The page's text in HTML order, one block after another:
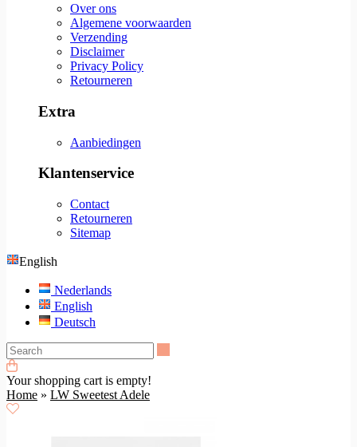
Over ons
Algemene voorwaarden
Verzending
Disclaimer
Privacy Policy
Retourneren
Extra
Aanbiedingen
Klantenservice
Contact
Retourneren
Sitemap
English
Nederlands
English
Deutsch
Your shopping cart is empty!
Home » LW Sweetest Adele